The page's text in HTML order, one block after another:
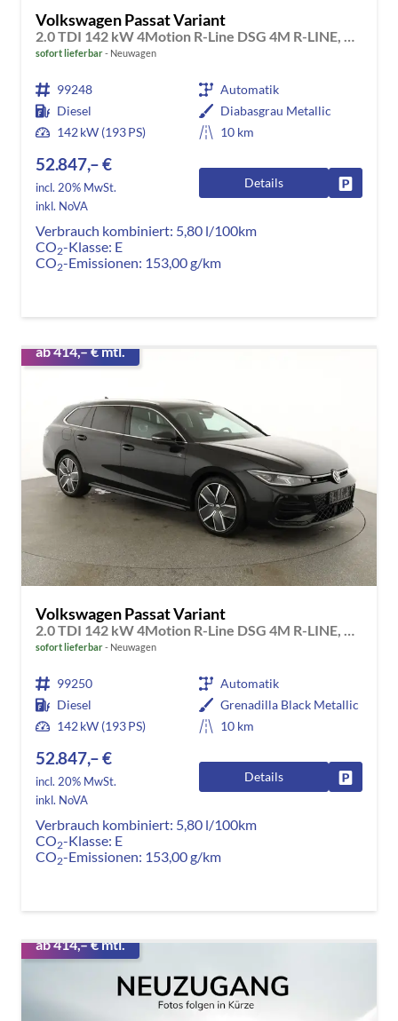
Volkswagen Passat Variant
2.0 TDI 142 kW 4Motion R-Line DSG 4M R-LINE, Pano, AHK, IQ.Light, HUD, 19-Zoll, AreaView, Navi, Side
sofort lieferbar Neuwagen
99248
Automatik
Diesel
Diabasgrau Metallic
142 kW (193 PS)
10 km
52.847,– €
incl. 20% MwSt.
inkl. NoVA
Details
Verbrauch kombiniert: 5,80 l/100km
CO2-Klasse: E
CO2-Emissionen: 153,00 g/km
ab 414,– € mtl.
Volkswagen Passat Variant
2.0 TDI 142 kW 4Motion R-Line DSG 4M R-LINE, Pano, AHK, IQ.Light, HUD, 19-Zoll, AreaView, Navi, Side
sofort lieferbar Neuwagen
99250
Automatik
Diesel
Grenadilla Black Metallic
142 kW (193 PS)
10 km
52.847,– €
incl. 20% MwSt.
inkl. NoVA
Details
Verbrauch kombiniert: 5,80 l/100km
CO2-Klasse: E
CO2-Emissionen: 153,00 g/km
ab 414,– € mtl.